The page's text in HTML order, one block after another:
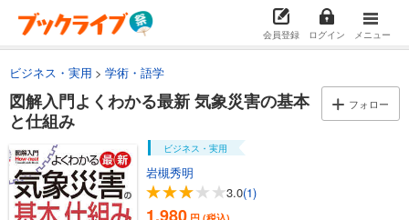
会員登録 ログイン メニュー
ビジネス・実用 学術・語学
図解入門よくわかる最新 気象災害の基本
と仕組み
フォロー
ビジネス・実用
岩槻秀明
3.0(1)